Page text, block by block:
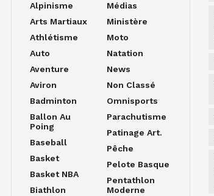
Alpinisme
Arts Martiaux
Athlétisme
Auto
Aventure
Aviron
Badminton
Ballon Au
Poing
Baseball
Basket
Basket NBA
Biathlon
Médias
Ministère
Moto
Natation
News
Non Classé
Omnisports
Parachutisme
Patinage Art.
Pêche
Pelote Basque
Pentathlon
Moderne